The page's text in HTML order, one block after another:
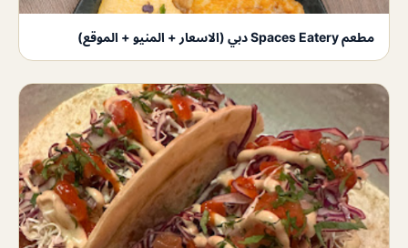
مطعم Spaces Eatery دبي (الاسعار + المنيو + الموقع)